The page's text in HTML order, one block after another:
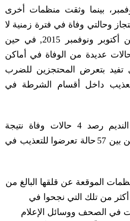
بينما وثقت منظمات أخرى
وحالتي وفاة في فترة زمنية ﻻ
ونوفمبر
2015
,
في حين
عديدة من الوفاة في أماكن
تفيد بتعرض المحتجزين للضرب
داخل أقسام الشرطة في
رصد 4
حالات وفاة نتيجة
بين 57 حالة تعرضوا للتعذيب في
الموقعة عن قلقها البالغ من
من تلك التي نجحوا في
في الصحف ووسائل الإعلام